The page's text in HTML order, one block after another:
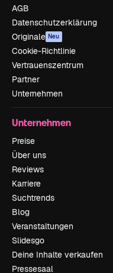
AGB
Datenschutzerklärung
Originale Neu
Cookie-Richtlinie
Vertrauenszentrum
Partner
Unternehmen
Unternehmen
Preise
Über uns
Reviews
Karriere
Suchtrends
Blog
Veranstaltungen
Slidesgo
Deine Inhalte verkaufen
Pressesaal